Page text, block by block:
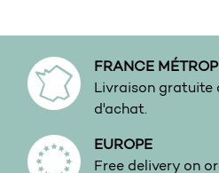
FRANCE
Livraison gratuite
d'achat.
EUROPE
Free delivery on